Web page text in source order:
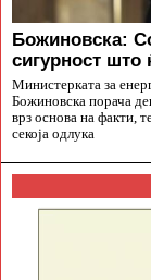
Божиновска:
сигурност
Министерката за
Божиновска порача
врз основа на факти,
секоја одлука